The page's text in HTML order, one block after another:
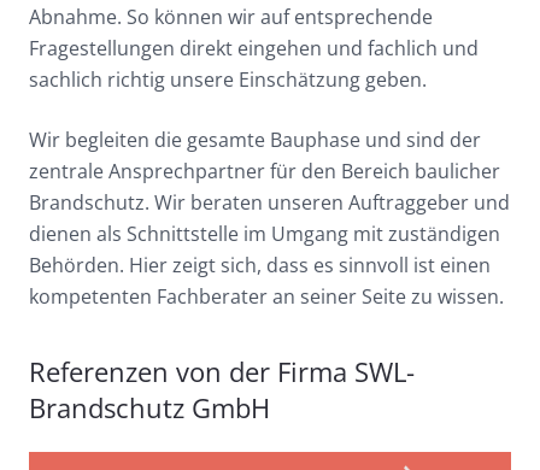
Abnahme. So können wir auf entsprechende
Fragestellungen direkt eingehen und fachlich und
sachlich richtig unsere Einschätzung geben.
Wir begleiten die gesamte Bauphase und sind der
zentrale Ansprechpartner für den Bereich baulicher
Brandschutz. Wir beraten unseren Auftraggeber und
dienen als Schnittstelle im Umgang mit zuständigen
Behörden. Hier zeigt sich, dass es sinnvoll ist einen
kompetenten Fachberater an seiner Seite zu wissen.
Referenzen von der Firma SWL-
Brandschutz GmbH